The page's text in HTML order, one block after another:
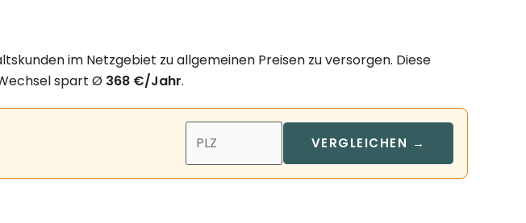
im Netzgebiet zu allgemeinen Preisen zu versorgen. Diese
spart Ø 368 €/Jahr.
VERGLEICHEN →